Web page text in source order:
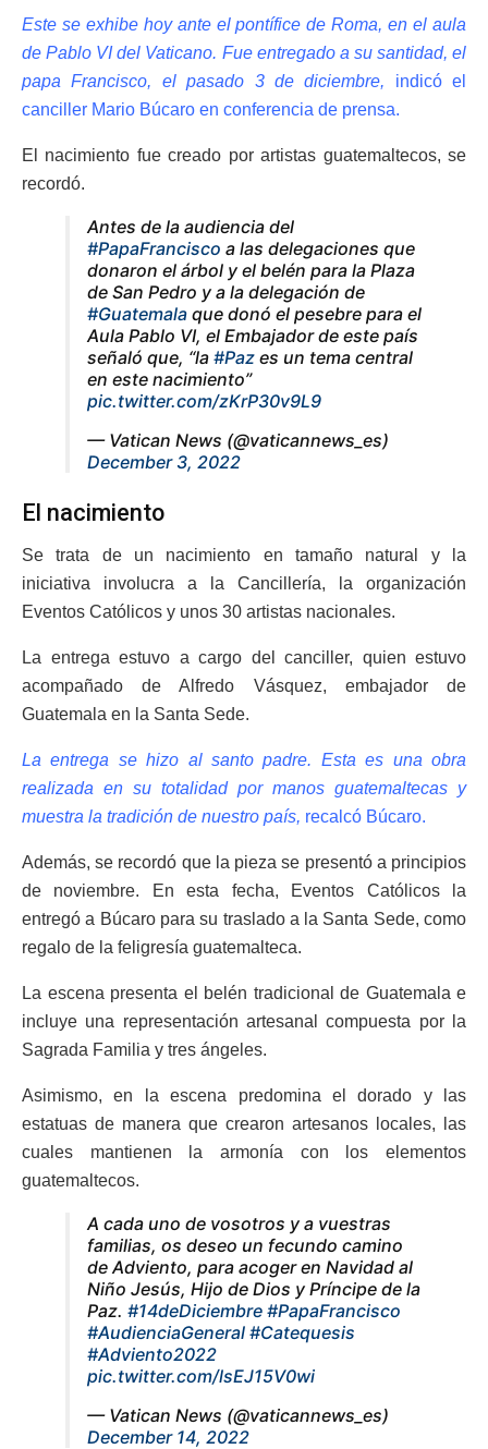
Este se exhibe hoy ante el pontífice de Roma, en el aula
de Pablo VI del Vaticano. Fue entregado a su santidad, el
papa Francisco, el pasado 3 de diciembre, indicó el
canciller Mario Búcaro en conferencia de prensa.
El nacimiento fue creado por artistas guatemaltecos, se
recordó.
Antes de la audiencia del
#PapaFrancisco a las delegaciones que
donaron el árbol y el belén para la Plaza
de San Pedro y a la delegación de
#Guatemala que donó el pesebre para el
Aula Pablo VI, el Embajador de este país
señaló que, “la #Paz es un tema central
en este nacimiento”
pic.twitter.com/zKrP30v9L9
— Vatican News (@vaticannews_es)
December 3, 2022
El nacimiento
Se trata de un nacimiento en tamaño natural y la
iniciativa involucra a la Cancillería, la organización
Eventos Católicos y unos 30 artistas nacionales.
La entrega estuvo a cargo del canciller, quien estuvo
acompañado de Alfredo Vásquez, embajador de
Guatemala en la Santa Sede.
La entrega se hizo al santo padre. Esta es una obra
realizada en su totalidad por manos guatemaltecas y
muestra la tradición de nuestro país, recalcó Búcaro.
Además, se recordó que la pieza se presentó a principios
de noviembre. En esta fecha, Eventos Católicos la
entregó a Búcaro para su traslado a la Santa Sede, como
regalo de la feligresía guatemalteca.
La escena presenta el belén tradicional de Guatemala e
incluye una representación artesanal compuesta por la
Sagrada Familia y tres ángeles.
Asimismo, en la escena predomina el dorado y las
estatuas de manera que crearon artesanos locales, las
cuales mantienen la armonía con los elementos
guatemaltecos.
A cada uno de vosotros y a vuestras
familias, os deseo un fecundo camino
de Adviento, para acoger en Navidad al
Niño Jesús, Hijo de Dios y Príncipe de la
Paz. #14deDiciembre #PapaFrancisco
#AudienciaGeneral #Catequesis
#Adviento2022
pic.twitter.com/lsEJ15V0wi
— Vatican News (@vaticannews_es)
December 14, 2022